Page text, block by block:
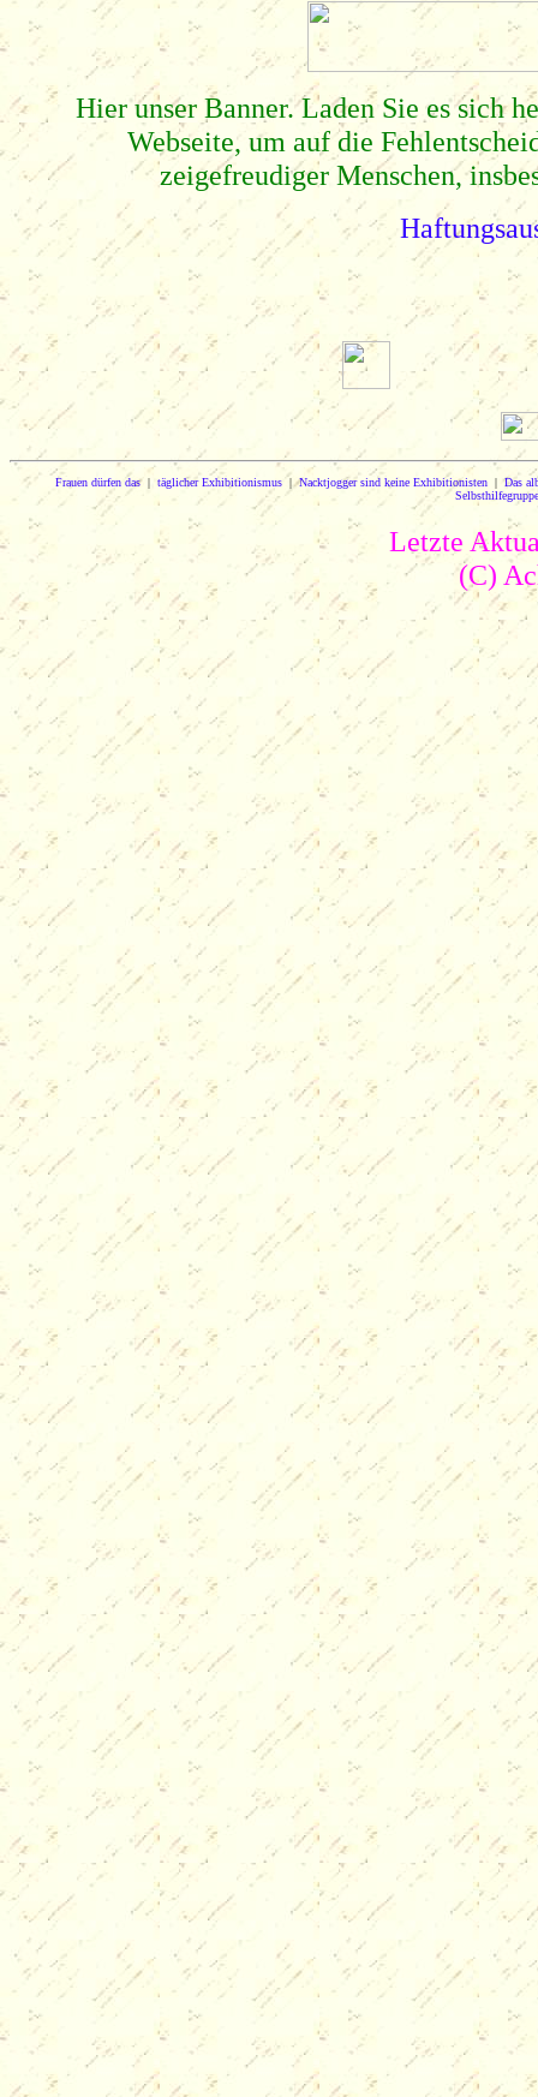
Hier unser Banner. Laden Sie es sich
Webseite, um auf die
zeigefreudiger Menschen,
Frauen dürfen das| täglicher Exhibitionismus |Nacktjogger sind keine Exhibitionisten |Das
Selbsthilfegruppe
Letzte
(C)